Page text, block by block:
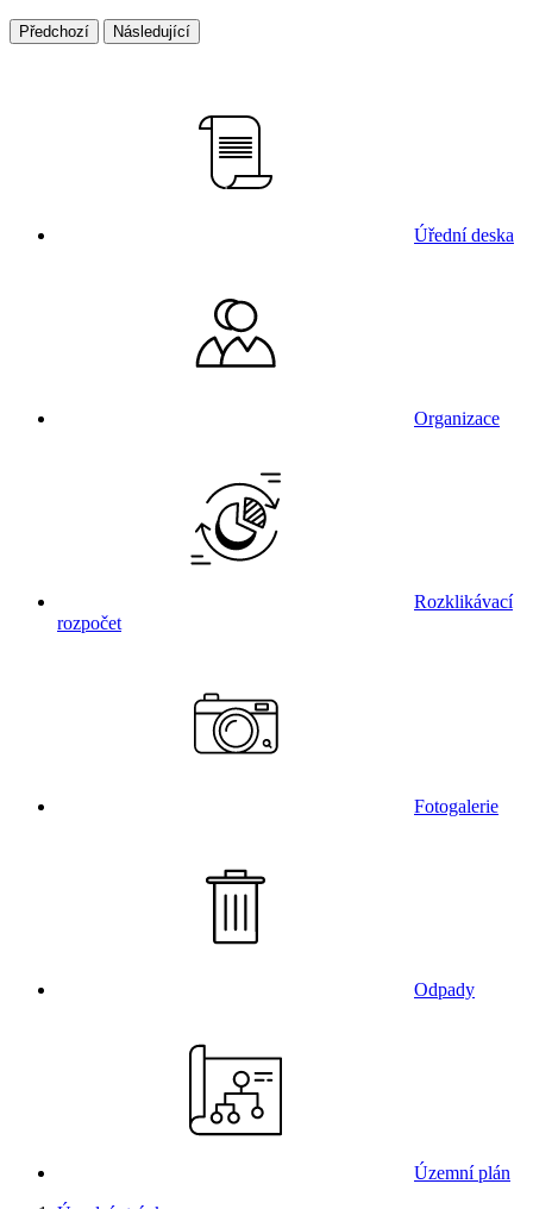
Předchozí Následující
Úřední deska
Organizace
Rozklikávací
rozpočet
Fotogalerie
Odpady
Územní plán